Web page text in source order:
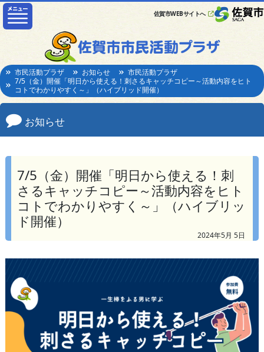
佐賀市WEBサイトへ
市民活動プラザ お知らせ
市民活動プラザ
7/5（金）開催「明日から使える！刺さるキャッチコピー～活動内容をヒト
コトでわかりやすく～」（ハイブリッド開催）
お知らせ
7/5（金）開催「明日から使える！刺
さるキャッチコピー～活動内容をヒト
コトでわかりやすく～」（ハイブリッ
ド開催）
2024年5月 5日